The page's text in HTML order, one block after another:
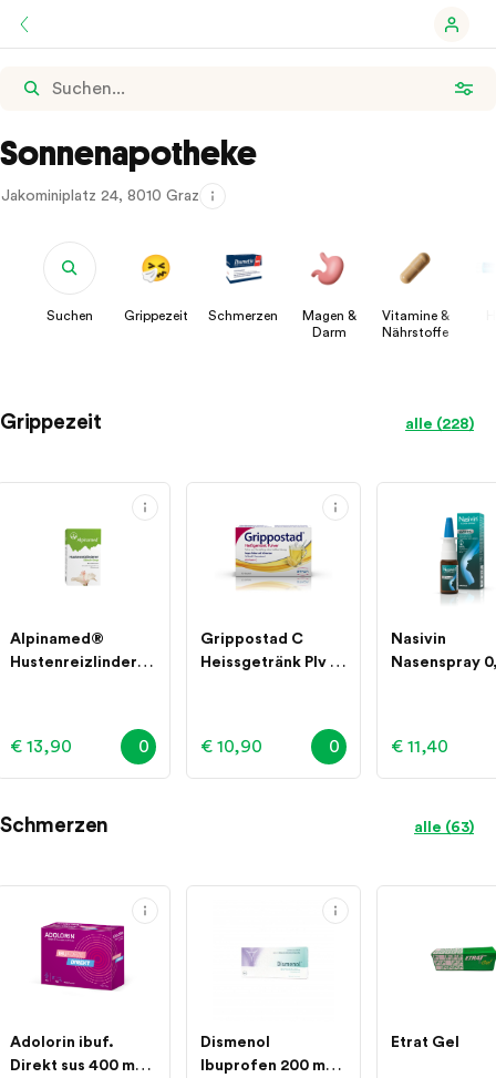
Sonnenapotheke
Jakominiplatz 24, 8010 Graz
Suchen Grippezeit Schmerzen
Magen &
Darm
Vitamine &
Nährstoffe
Grippezeit alle (228)
Alpinamed®
Hustenreizlinderer
€ 13,90 0
Grippostad C
Heissgetränk Plv 10
€ 10,90 0
Nasivin
Nasenspray
€ 11,40
Schmerzen alle (63)
Adolorin ibuf.
Direkt sus 400 mg
Dismenol
Ibuprofen 200 mg
Etrat Gel